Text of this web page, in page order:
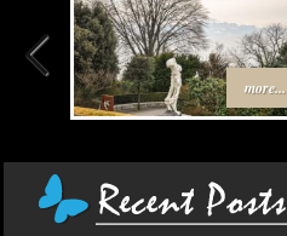
more...